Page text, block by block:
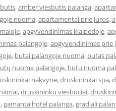
,amber viesbutis palanga,
nuoma,apartamentai prie juros,
,apgyvendinimas klaipedoje,
palangoje,apgyvendinimas prie
, butai palangoje nuoma, butas
nuoma palangoje, butu nuoma
nakvyne,druskininkai spa,
,druskininku viesbuciai,
,gamanta hotel palanga,gradiali